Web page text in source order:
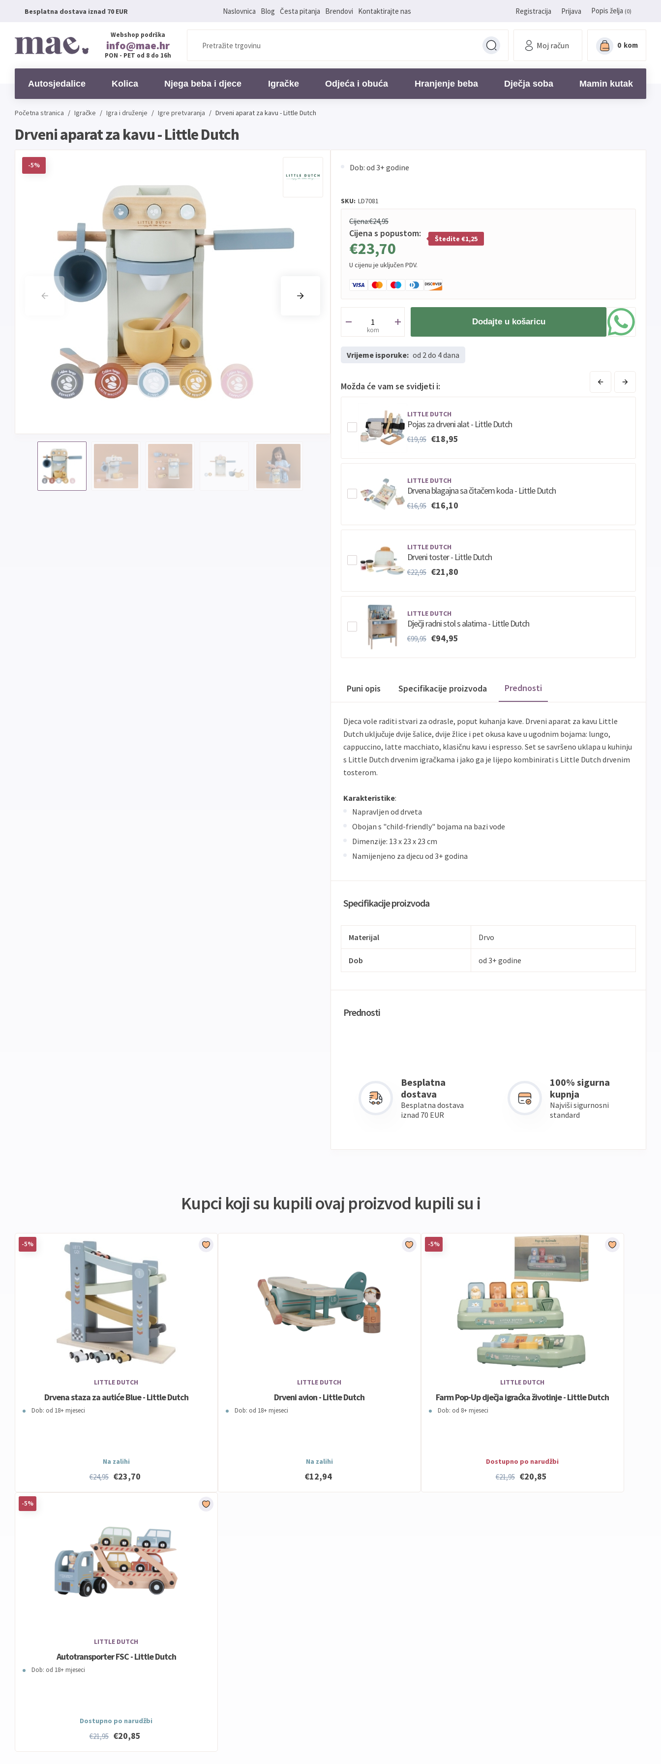
Besplatna dostava iznad 70 EUR Naslovnica Blog Česta pitanja Brendovi Kontaktirajte nas Registracija Prijava Popis želja (0)
Webshop podrška
info@mae.hr
PON - PET od 8 do 16h
Moj račun 0 kom
Autosjedalice Kolica Njega beba i djece Igračke Odjeća i obuća Hranjenje beba Dječja soba Mamin kutak
Početna stranica / Igračke / Igra i druženje / Igre pretvaranja / Drveni aparat za kavu - Little Dutch
Drveni aparat za kavu - Little Dutch
-5% Dob: od 3+ godine
SKU: LD7081
Cijena:€24,95
Cijena s popustom:
€23,70 Štedite €1,25
U cijenu je uključen PDV.
kom
Dodajte u košaricu
Vrijeme isporuke: od 2 do 4 dana
Možda će vam se svidjeti i:
LITTLE DUTCH
Pojas za drveni alat - Little Dutch
€19,95 €18,95
LITTLE DUTCH
Drvena blagajna sa čitačem koda - Little Dutch
€16,95 €16,10
LITTLE DUTCH
Drveni toster - Little Dutch
€22,95 €21,80
LITTLE DUTCH
Dječji radni stol s alatima - Little Dutch
€99,95 €94,95
Puni opis Specifikacije proizvoda Prednosti
Djeca vole raditi stvari za odrasle, poput kuhanja kave. Drveni aparat za kavu Little
Dutch uključuje dvije šalice, dvije žlice i pet okusa kave u ugodnim bojama: lungo,
cappuccino, latte macchiato, klasičnu kavu i espresso. Set se savršeno uklapa u kuhinju
s Little Dutch drvenim igračkama i jako ga je lijepo kombinirati s Little Dutch drvenim
tosterom.
Karakteristike:
Napravljen od drveta
Obojan s "child-friendly" bojama na bazi vode
Dimenzije: 13 x 23 x 23 cm
Namijenjeno za djecu od 3+ godina
Specifikacije proizvoda
Materijal Drvo
Dob od 3+ godine
Prednosti
Besplatna
dostava
Besplatna dostava
iznad 70 EUR
100% sigurna
kupnja
Najviši sigurnosni
standard
Kupci koji su kupili ovaj proizvod kupili su i
-5%
LITTLE DUTCH
Drvena staza za autiće Blue - Little Dutch
Dob: od 18+ mjeseci
Na zalihi
€24,95 €23,70
LITTLE DUTCH
Drveni avion - Little Dutch
Dob: od 18+ mjeseci
Na zalihi
€12,94
-5%
LITTLE DUTCH
Farm Pop-Up dječja igraćka životinje - Little Dutch
Dob: od 8+ mjeseci
Dostupno po narudžbi
€21,95 €20,85
-5%
LITTLE DUTCH
Autotransporter FSC - Little Dutch
Dob: od 18+ mjeseci
Dostupno po narudžbi
€21,95 €20,85